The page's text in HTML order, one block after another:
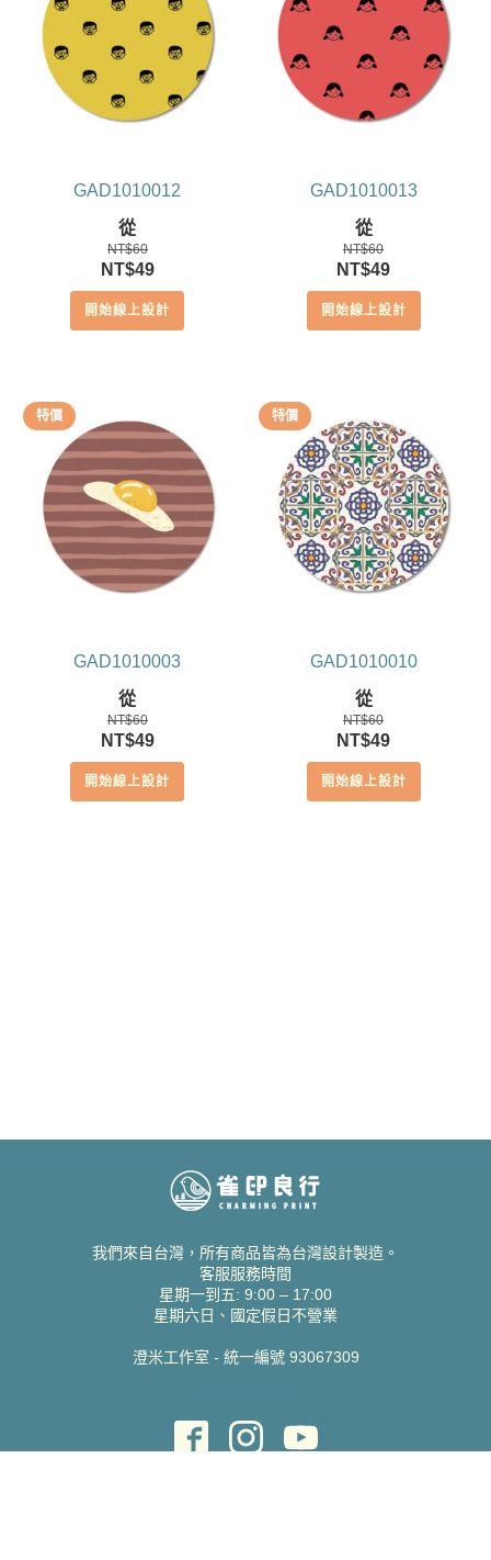
GAD1010012
從
NT$60
原
始
價
NT$49目
前
價
開始線上設計
GAD1010013
從
NT$60
原
始
價
NT$49目
前
價
開始線上設計
特價
GAD1010003
從
NT$60
原
始
價
NT$49目
前
價
開始線上設計
特價
GAD1010010
從
NT$60
原
始
價
NT$49目
前
價
開始線上設計
我們來自台灣，所有商品皆為台灣設計製造。
客服服務時間
星期一到五: 9:00 – 17:00
星期六日、國定假日不營業
澄米工作室 - 統一編號 93067309